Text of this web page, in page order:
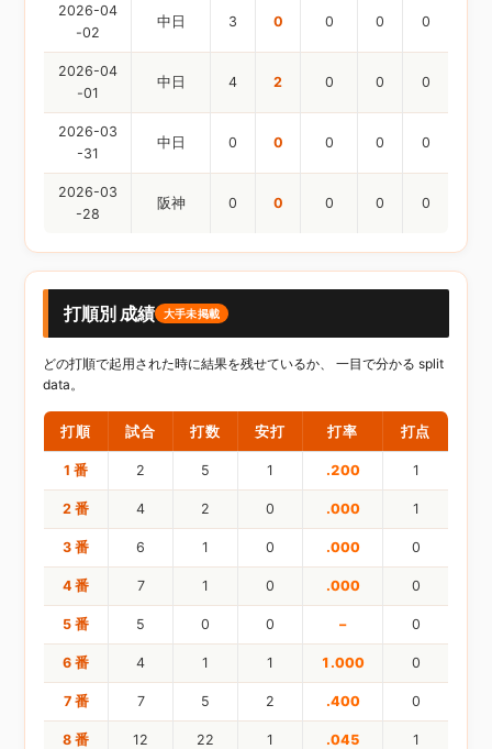
2026-04
-02
中日 3 0 0 0 0
2026-04
-01
中日 4 2 0 0 0
2026-03
-31
中日 0 0 0 0 0
2026-03
-28
阪神 0 0 0 0 0
打順別 成績 大手未掲載
どの打順で起用された時に結果を残せているか、 一目で分かる split
data。
打順 試合 打数 安打 打率 打点
1 番 2 5 1 .200 1
2 番 4 2 0 .000 1
3 番 6 1 0 .000 0
4 番 7 1 0 .000 0
5 番 5 0 0 – 0
6 番 4 1 1 1.000 0
7 番 7 5 2 .400 0
8 番 12 22 1 .045 1